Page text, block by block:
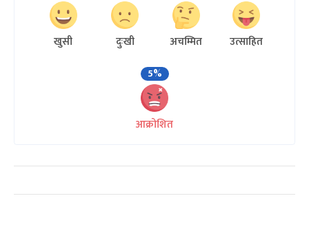
खुसी दुःखी अचम्मित
उत्साहित
5%
आक्रोशित